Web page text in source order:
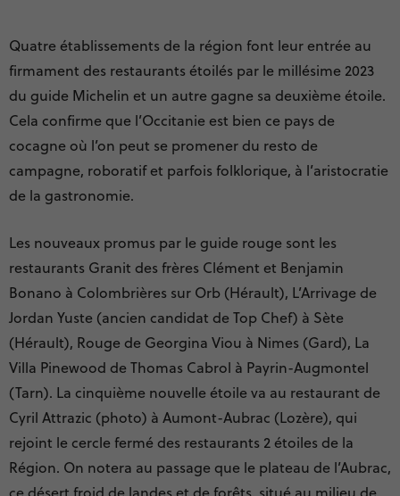
Quatre établissements de la région font leur entrée au
firmament des restaurants étoilés par le millésime 2023
du guide Michelin et un autre gagne sa deuxième étoile.
Cela confirme que l’Occitanie est bien ce pays de
cocagne où l’on peut se promener du resto de
campagne, roboratif et parfois folklorique, à l’aristocratie
de la gastronomie.
Les nouveaux promus par le guide rouge sont les
restaurants Granit des frères Clément et Benjamin
Bonano à Colombrières sur Orb (Hérault), L’Arrivage de
Jordan Yuste (ancien candidat de Top Chef) à Sète
(Hérault), Rouge de Georgina Viou à Nimes (Gard), La
Villa Pinewood de Thomas Cabrol à Payrin-Augmontel
(Tarn). La cinquième nouvelle étoile va au restaurant de
Cyril Attrazic (photo) à Aumont-Aubrac (Lozère), qui
rejoint le cercle fermé des restaurants 2 étoiles de la
Région. On notera au passage que le plateau de l’Aubrac,